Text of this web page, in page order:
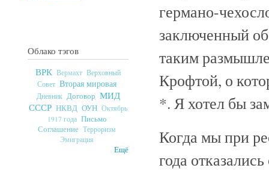
Облако тэгов
ВРК Вермахт Верховный
Совет Вторая мировая
Дневник Договор МИД
СССР НКВД ОУН Октябрь
1917 года Письмо
Соглашение Терроризм
Эмиграция
Ещё
германо-
заключенный
таким
Крофтой, о
*. Я хотел бы
Когда мы при
года